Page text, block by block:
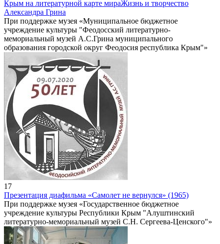
Крым на литературной карте мираЖизнь и творчество
Александра Грина
При поддержке музея «Муниципальное бюджетное
учреждение культуры "Феодосский литературно-
мемориальный музей А.С.Грина муниципального
образования городской округ Феодосия республика Крым"»
17
Презентация диафильма «Самолет не вернулся» (1965)
При поддержке музея «Государственное бюджетное
учреждение культуры Республики Крым "Алуштинский
литературно-мемориальный музей С.Н. Сергеева-Ценского"»